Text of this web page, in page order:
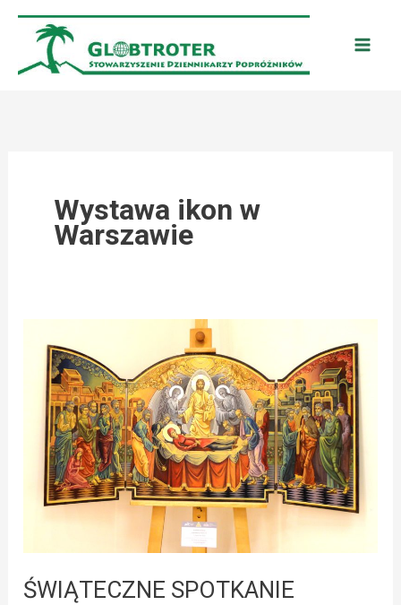
Przejdź
treści
Wystawa ikon w
Warszawie
ŚWIĄTECZNE SPOTKANIE
SPOTKANIE
PRASOWE
AMBASADZIE
BUŁGARII